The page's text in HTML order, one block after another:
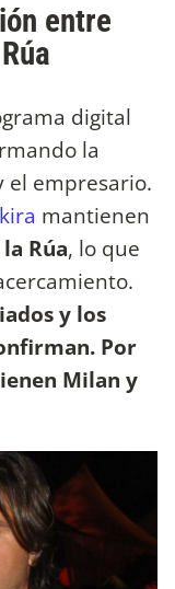
entre
digital
la
el empresario.
mantienen
Rúa, lo que
y los
Por
Milan y